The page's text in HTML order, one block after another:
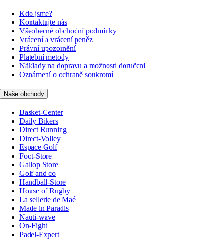
Kdo jsme?
Kontaktujte nás
Všeobecné obchodní podmínky
Vrácení a vrácení peněz
Právní upozornění
Platební metody
Náklady na dopravu a možnosti doručení
Oznámení o ochraně soukromí
Naše obchody
Basket-Center
Daily Bikers
Direct Running
Direct-Volley
Espace Golf
Foot-Store
Gallop Store
Golf and co
Handball-Store
House of Rugby
La sellerie de Maé
Made in Paradis
Nauti-wave
On-Fight
Padel-Expert